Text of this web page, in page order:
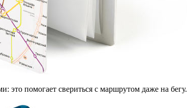
помогает свериться с маршрутом даже на бегу.